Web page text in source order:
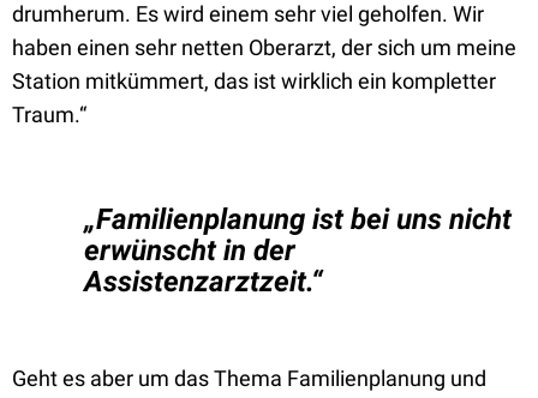
drumherum. Es wird einem sehr viel geholfen. Wir
haben einen sehr netten Oberarzt, der sich um meine
Station mitkümmert, das ist wirklich ein kompletter
Traum.“
„Familienplanung ist bei uns nicht
erwünscht in der
Assistenzarztzeit.“
Geht es aber um das Thema Familienplanung und